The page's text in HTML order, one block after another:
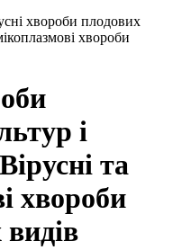
хвороби плодових
хвороби
і
та
хвороби